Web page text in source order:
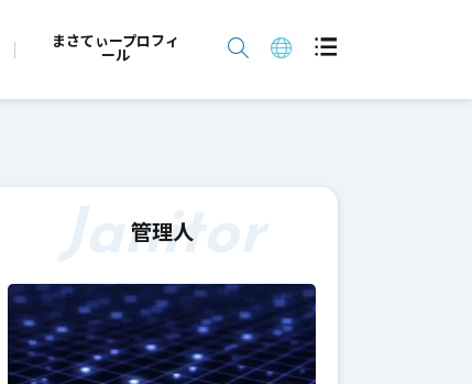
まさてぃープロフィ
ール
管理人
Janitor